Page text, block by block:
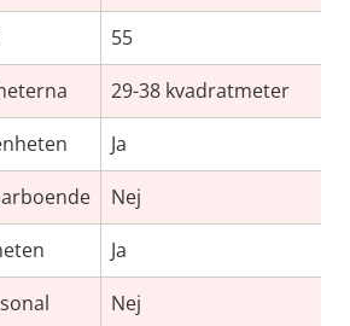
55
29-38 kvadratmeter
Ja
Nej
Ja
Nej